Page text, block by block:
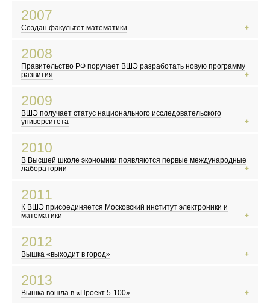
Плутон перестал считаться планетой
Выходит фильм по роману Дэна Брауна «Код да Винчи»
2007
Создан факультет математики
В России начали выплачивать «материнский капитал»
Объединение Русской Православной Церкви Заграницей и РПЦ
2008
Правительство РФ поручает ВШЭ разработать новую программу
развития
Первый запуск Большого адронного коллайдера
Сомалийские пираты заявляют о себе
2009
ВШЭ получает статус национального исследовательского
университета
В Москве закрыли Черкизовский рынок
Конкурс «Евровидение» впервые прошел в Москве
2010
В Высшей школе экономики появляются первые международные
лаборатории
В России становится заметным волонтерское движение
Выходит первый сезон сериала «Шерлок»
2011
К ВШЭ присоединяется Московский институт электроники и
математики
Волна протестов и восстаний в арабском мире
Вышел сериал «Игра престолов»
2012
Вышка «выходит в город»
Территория Москвы официально увеличилась в 2,5 раза
«Gangnam Style» стал самым популярным видео на YouTube
2013
Вышка вошла в «Проект 5-100»